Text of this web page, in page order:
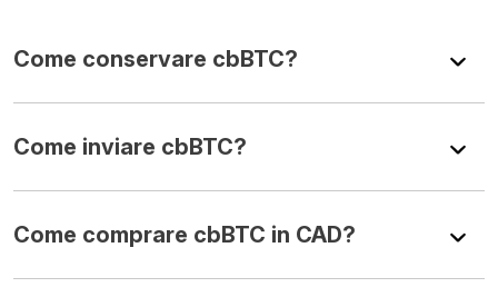
Come conservare cbBTC?
Come inviare cbBTC?
Come comprare cbBTC in CAD?